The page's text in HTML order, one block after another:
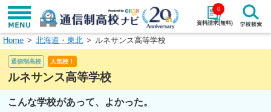
資料請求(無料)
0
学校名で探す
エリアから探す
Home 北海道・東北 ルネサンス高等学校
通信制高校 人気校！
ルネサンス高等学校
こんな学校があって、よかった。